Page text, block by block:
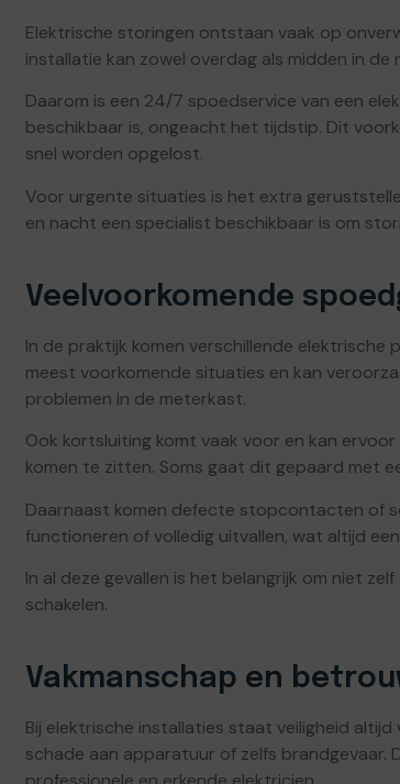
Elektrische storingen ontstaan vaak op
installatie kan zowel overdag als midden in de
Daarom is een 24/7 spoedservice van een
beschikbaar is, ongeacht het tijdstip. Dit
snel worden opgelost.
Voor urgente situaties is het extra
en nacht een specialist beschikbaar is om
Veelvoorkomende
In de praktijk komen verschillende elektrische
meest voorkomende situaties en kan
problemen in de meterkast.
Ook kortsluiting komt vaak voor en kan
komen te zitten. Soms gaat dit gepaard met
Daarnaast komen defecte stopcontacten of
functioneren of volledig uitvallen, wat altijd
In al deze gevallen is het belangrijk om niet
schakelen.
Vakmanschap en
Bij elektrische installaties staat veiligheid
schade aan apparatuur of zelfs brandgevaar.